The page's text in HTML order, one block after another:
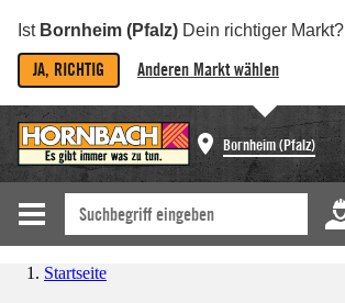
Ist Bornheim (Pfalz) Dein richtiger Markt?
JA, RICHTIG Anderen Markt wählen
Bornheim (Pfalz)
Startseite